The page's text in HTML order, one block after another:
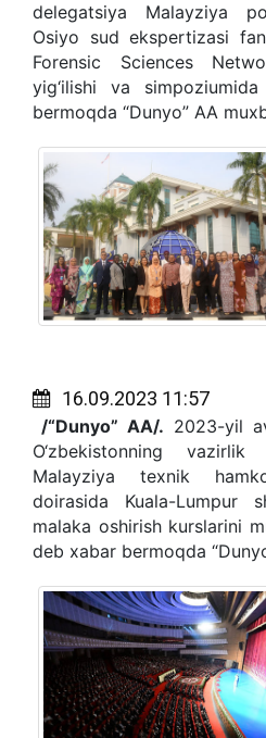
delegatsiya Malayziya
Osiyo sud ekspertizasi
Forensic Sciences
yig‘ilishi va
bermoqda “Dunyo” AA
16.09.2023 11:57
/“Dunyo” AA/. 2023-yil
O‘zbekistonning
Malayziya texnik
doirasida Kuala-Lumpur
malaka oshirish kurslarini
deb xabar bermoqda